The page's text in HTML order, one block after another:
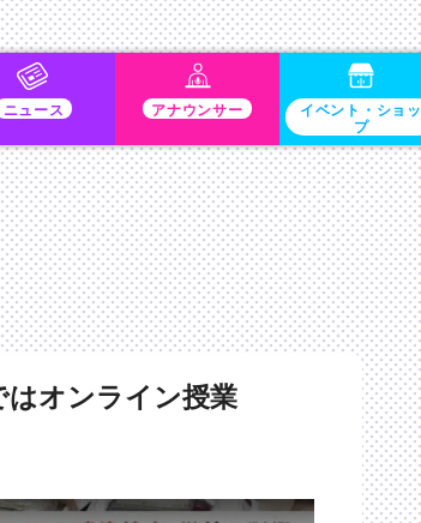
ニュース アナウンサー イベント・ショッ
プ
オンライン授業